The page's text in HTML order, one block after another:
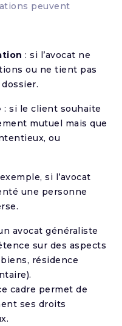
peuvent
: si l’avocat ne
ou ne tient pas
: si le client souhaite
mutuel mais que
ou
si l’avocat
une personne
avocat généraliste
sur des aspects
résidence
cadre permet de
ses droits